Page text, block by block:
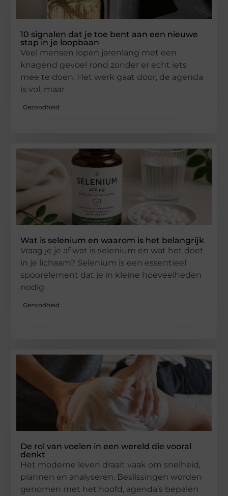
10 signalen dat je toe bent aan een nieuwe
stap in je loopbaan
Veel mensen lopen jarenlang met een
knagend gevoel rond zonder er echt iets
mee te doen. Het werk gaat door, de agenda
is vol, maar
Gezondheid
Wat is selenium en waarom is het belangrijk
Vraag je je af wat is selenium en wat het doet
in je lichaam? Selenium is een essentieel
spoorelement dat je in kleine hoeveelheden
nodig
Gezondheid
De rol van voelen in een wereld die vooral
denkt
Het moderne leven draait vaak om snelheid,
plannen en analyseren. Beslissingen worden
genomen met het hoofd, agenda’s bepalen